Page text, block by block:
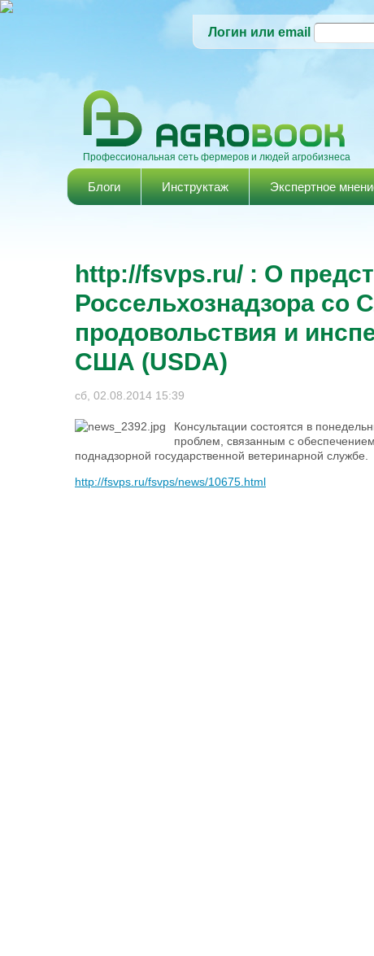
Логин или email
Профессиональная сеть фермеров и людей агробизнеса
Главное меню
Блоги Инструктаж Экспертное
http://fsvps.ru/ : О
Россельхознадзора со
продовольствия и
США (USDA)
сб, 02.08.2014 15:39
Консультации состоятся в
проблем, связанным с
поднадзорной государственной ветеринарной службе.
http://fsvps.ru/fsvps/news/10675.html